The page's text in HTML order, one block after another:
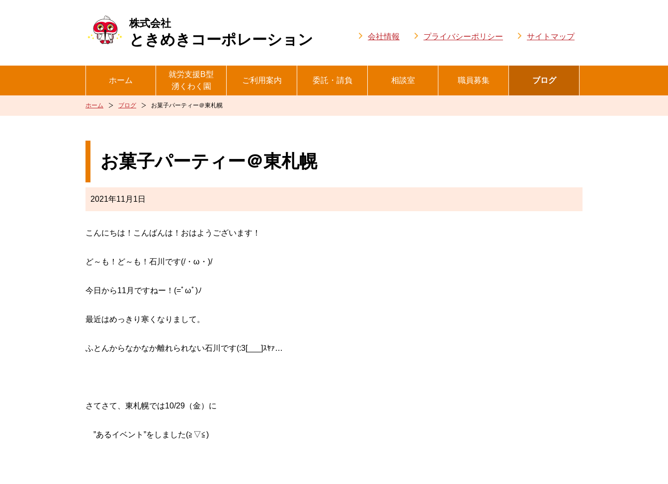
株式会社
ときめきコーポレーション 会社情報 プライバシーポリシー サイトマップ
ホーム
就労支援B型
湧くわく園
ご利用案内 委託・請負 相談室 職員募集 ブログ
ホーム ブログ お菓子パーティー＠東札幌
お菓子パーティー＠東札幌
2021年11月1日
こんにちは！こんばんは！おはようございます！
ど～も！ど～も！石川です(/・ω・)/
今日から11月ですねー！(=ﾟωﾟ)ﾉ
最近はめっきり寒くなりまして。
ふとんからなかなか離れられない石川です(:3[___]ｽﾔｧ…
さてさて、東札幌では10/29（金）に
”あるイベント”をしました(≧▽≦)